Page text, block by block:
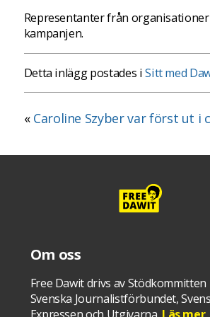
Representanter från
kampanjen.
Detta inlägg postades iSitt med
« Caroline Szyber var först ut i
Om oss
Free Dawit drivs av
Svenska Journalistförbundet,